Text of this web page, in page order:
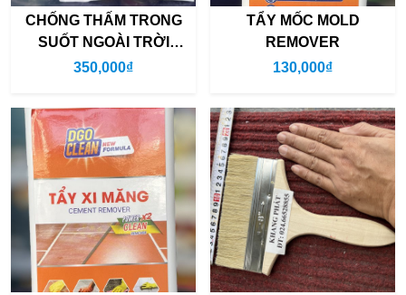
CHỐNG THẤM TRONG
SUỐT NGOÀI TRỜI
DEFIX TRANS 2K (bộ
350,000₫
TẨY MỐC MOLD
REMOVER
130,000₫